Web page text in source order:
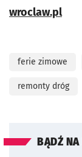
wroclaw.pl
ferie zimowe
remonty dróg
BĄDŹ